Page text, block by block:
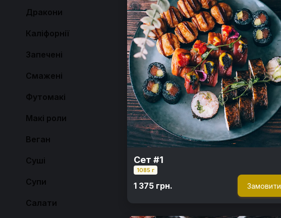
Дракони
Каліфорнії
Запечені
Смажені
Футомакі
Макі роли
Веган
Суші
Супи
Салати
Сет #1
1085 г
1 375 грн. Замовити